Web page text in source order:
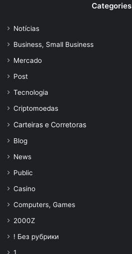
Categories
Notícias
Business, Small Business
Mercado
Post
Tecnologia
Criptomoedas
Carteiras e Corretoras
Blog
News
Public
Casino
Computers, Games
2000Z
! Без рубрики
1